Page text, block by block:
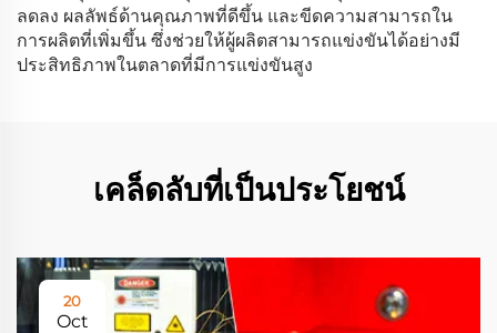
ลดลง ผลลัพธ์ด้านคุณภาพที่ดีขึ้น และขีดความสามารถใน
การผลิตที่เพิ่มขึ้น ซึ่งช่วยให้ผู้ผลิตสามารถแข่งขันได้อย่างมี
ประสิทธิภาพในตลาดที่มีการแข่งขันสูง
เคล็ดลับที่เป็นประโยชน์
20
Oct